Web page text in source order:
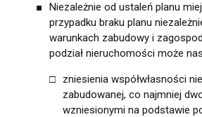
Niezależnie od ustaleń planu
przypadku braku planu
warunkach zabudowy i
podział nieruchomości może
zniesienia współwłasności
zabudowanej, co najmniej
wzniesionymi na podstawie